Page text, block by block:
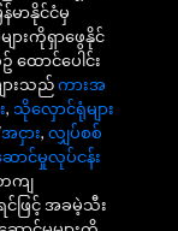
မာနိုင်ငံမှ
ျားကိုရှာဖွေနိုင်
ထောင်ပေါင်း
ားသည်ကားအ
, သိုလှောင်ရုံများ
အငှား, လျှပ်စစ်
ောင်မှုလုပ်ငန်း
ကျ
င်ဖြင့် အခမဲ့သီး